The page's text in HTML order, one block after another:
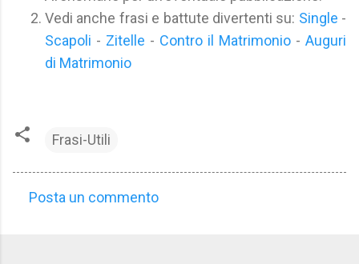
Vedi anche frasi e battute divertenti su: Single -
Scapoli - Zitelle - Contro il Matrimonio - Auguri
di Matrimonio
Frasi-Utili
Posta un commento